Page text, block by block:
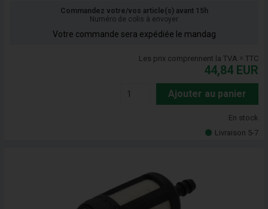
Commandez votre/vos article(s) avant 15h
Numéro de colis à envoyer
Votre commande sera expédiée le mandag
Les prix comprennent la TVA = TTC
44,84 EUR
Ajouter au panier
En stock
Livraison 5-7